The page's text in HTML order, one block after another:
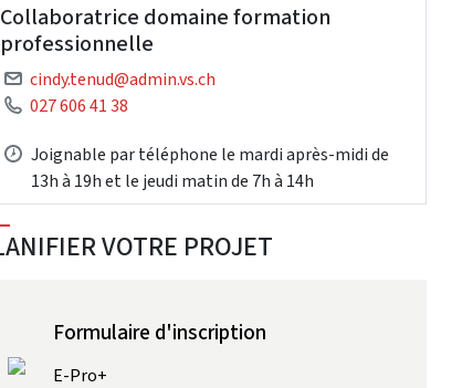
Collaboratrice domaine formation
professionnelle
cindy.tenud@admin.vs.ch
027 606 41 38
Joignable par téléphone le mardi après-midi de
13h à 19h et le jeudi matin de 7h à 14h
VOTRE PROJET
Formulaire d'inscription
E-Pro+